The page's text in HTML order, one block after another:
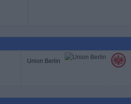
Union Berlin